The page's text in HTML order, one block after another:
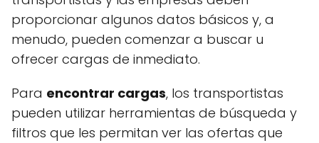
proporcionar algunos datos básicos y, a
menudo, pueden comenzar a buscar u
ofrecer cargas de inmediato.
Para encontrar cargas, los transportistas
pueden utilizar herramientas de búsqueda y
filtros que les permitan ver las ofertas que